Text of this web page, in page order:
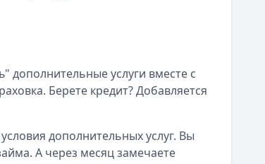
услуги вместе с
Берете кредит? Добавляется
дополнительных услуг. Вы
А через месяц замечаете